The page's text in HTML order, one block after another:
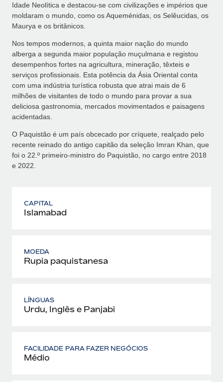
Idade Neolítica e destacou-se com civilizações e impérios que
moldaram o mundo, como os Aqueménidas, os Selêucidas, os
Maurya e os britânicos.
Nos tempos modernos, a quinta maior nação do mundo
alberga a segunda maior população muçulmana e registou
desempenhos fortes na agricultura, mineração, têxteis e
serviços profissionais. Esta potência da Ásia Oriental conta
com uma indústria turística robusta que atrai mais de 6
milhões de visitantes de todo o mundo para provar a sua
deliciosa gastronomia, mercados movimentados e paisagens
acidentadas.
O Paquistão é um país obcecado por críquete, realçado pelo
recente reinado do antigo capitão da seleção Imran Khan, que
foi o 22.º primeiro‑ministro do Paquistão, no cargo entre 2018
e 2022.
CAPITAL
Islamabad
MOEDA
Rupia paquistanesa
LÍNGUAS
Urdu, Inglês e Panjabi
FACILIDADE PARA FAZER NEGÓCIOS
Médio